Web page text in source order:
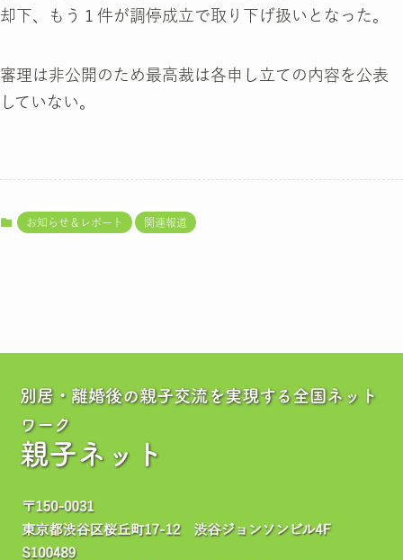
却下、もう１件が調停成立で取り下げ扱いとなった。
審理は非公開のため最高裁は各申し立ての内容を公表
していない。
お知らせ＆レポート 関連報道
別居・離婚後の親子交流を実現する全国ネット
ワーク
親子ネット